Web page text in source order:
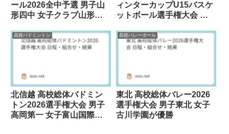
ール2026全中予選 男子山
形四中 女子クラブ山形が
ィンターカップU15バスケ
ットボール選手権大会 男
優勝
高校バドミントン
北信越 高校総体バドミン
トン2026選手権大会 男子
高岡第一 女子富山国際大
高校バレーボール
東北 高校総体バレー2026
選手権大会 男子東北 女子
古川学園が優勝